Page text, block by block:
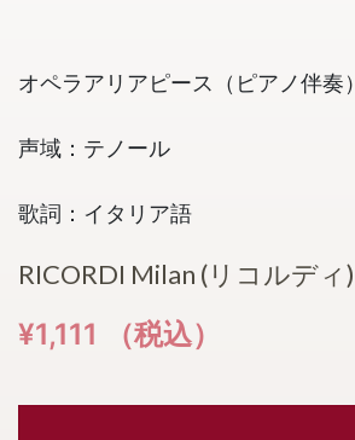
オペラアリアピース（ピアノ伴奏）
声域：テノール
歌詞：イタリア語
RICORDI Milan (リコルディ)
¥1,111 （税込）